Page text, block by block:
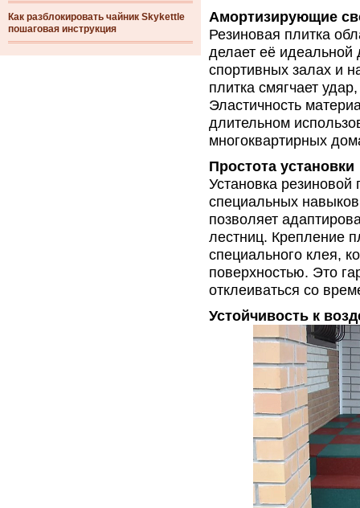
Как разблокировать чайник Skykettle
пошаговая инструкция
Амортизирующие
Резиновая плитка
делает её идеальной
спортивных залах и
плитка смягчает
Эластичность
длительном
многоквартирных
Простота установки
Установка резиновой
специальных
позволяет
лестниц. Крепление
специального клея,
поверхностью. Это
отклеиваться со
Устойчивость к